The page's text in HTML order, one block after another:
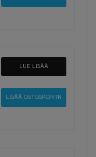
LUE LISÄÄ